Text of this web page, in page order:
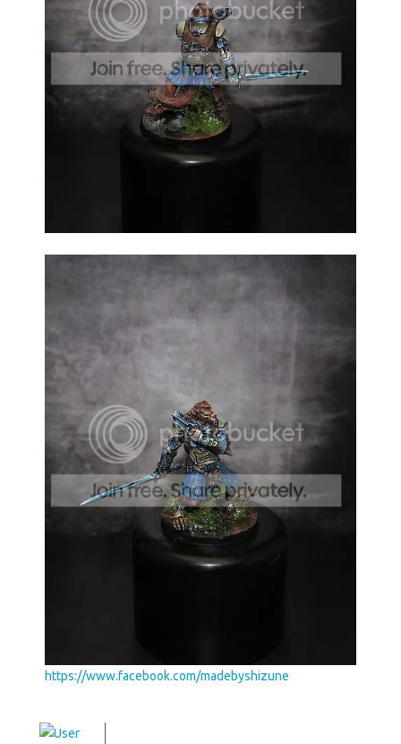
https://www.facebook.com/madebyshizune